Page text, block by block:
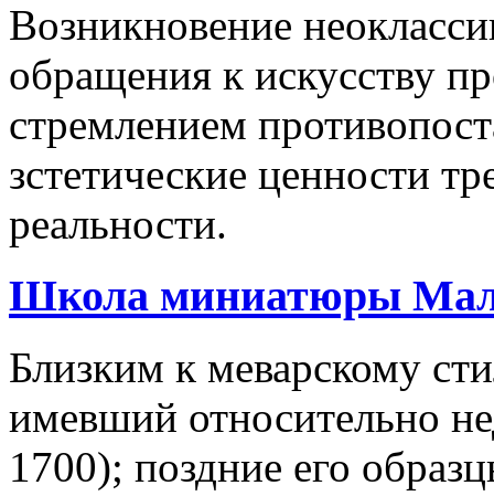
Возникновение
обращения к искусству
стремлением
зстетические ценности
реальности.
Школа миниатюры
Близким к меварскому
имевший относительно
1700); поздние его